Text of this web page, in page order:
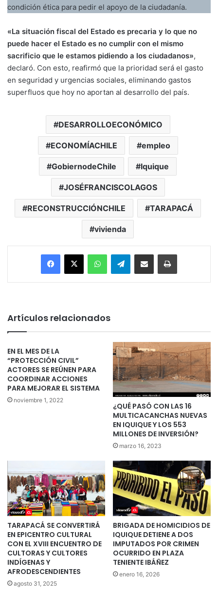
condición ética para pedir el apoyo de la ciudadanía.
«La situación fiscal del Estado es precaria y lo que no
puede hacer el Estado es no cumplir con el mismo
sacrificio que le estamos pidiendo a los ciudadanos»,
declaró. Con esto, reafirmó que la prioridad será el gasto
en seguridad y urgencias sociales, eliminando gastos
superfluos que hoy no aportan al desarrollo del país.
DESARROLLOECONÓMICO
ECONOMÍACHILE empleo
GobiernodeChile Iquique
JOSÉFRANCISCOLAGOS
RECONSTRUCCIÓNCHILE TARAPACÁ
vivienda
Facebook
X WhatsAppTelegramEnviar vía email Imprimir
Artículos relacionados
EN EL MES DE LA
“PROTECCIÓN CIVIL”
ACTORES SE REÚNEN PARA
COORDINAR ACCIONES
PARA MEJORAR EL SISTEMA
noviembre 1, 2022
¿QUÉ PASÓ CON LAS 16
MULTICACANCHAS NUEVAS
EN IQUIQUE Y LOS 553
MILLONES DE INVERSIÓN?
marzo 16, 2023
TARAPACÁ SE CONVERTIRÁ
EN EPICENTRO CULTURAL
CON EL XVIII ENCUENTRO DE
CULTORAS Y CULTORES
INDÍGENAS Y
AFRODESCENDIENTES
agosto 31, 2025
BRIGADA DE HOMICIDIOS DE
IQUIQUE DETIENE A DOS
IMPUTADOS POR CRIMEN
OCURRIDO EN PLAZA
TENIENTE IBÁÑEZ
enero 16, 2026